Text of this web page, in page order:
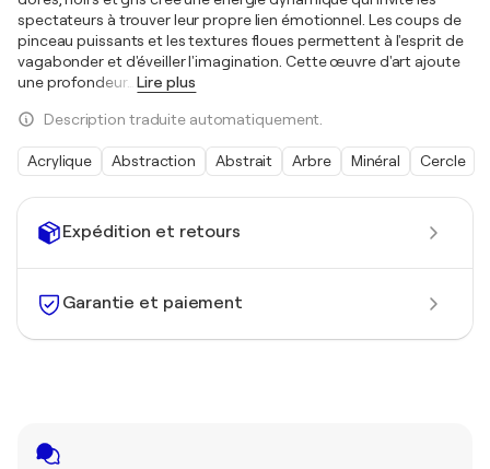
Expédition et retours
Garantie et paiement
spectateurs à trouver leur propre lien émotionnel. Les coups de
pinceau puissants et les textures floues permettent à l'esprit de
vagabonder et d'éveiller l'imagination. Cette œuvre d'art ajoute
une profondeur… Lire plus
Description traduite automatiquement.
Acrylique Abstraction Abstrait Arbre Minéral Cercle